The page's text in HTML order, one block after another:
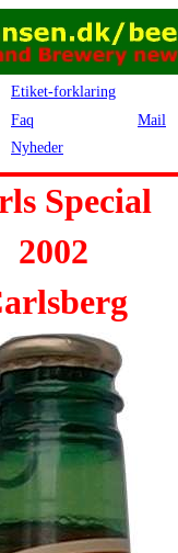
Etiket-forklaring
Faq Mail
Nyheder
Special
2002